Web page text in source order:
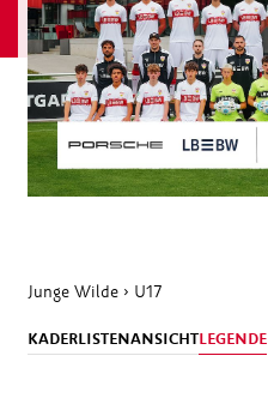
Junge Wilde › U17
KADERLISTENANSICHTLEGENDE